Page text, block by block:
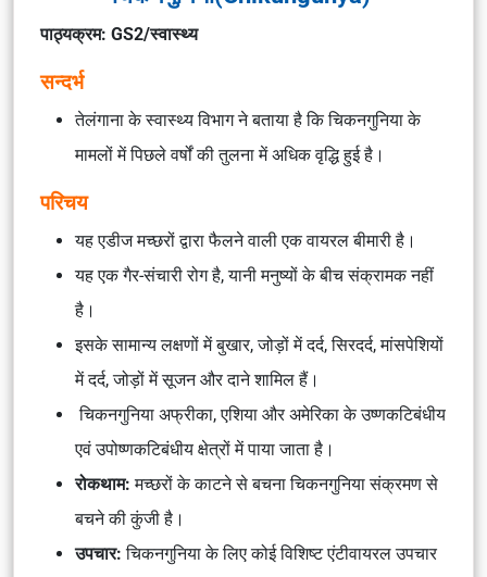
पाठ्यक्रम: GS2/स्वास्थ्य
सन्दर्भ
तेलंगाना के स्वास्थ्य विभाग ने बताया है कि चिकनगुनिया के
मामलों में पिछले वर्षों की तुलना में अधिक वृद्धि हुई है।
परिचय
यह एडीज मच्छरों द्वारा फैलने वाली एक वायरल बीमारी है।
यह एक गैर-संचारी रोग है, यानी मनुष्यों के बीच संक्रामक नहीं
है।
इसके सामान्य लक्षणों में बुखार, जोड़ों में दर्द, सिरदर्द, मांसपेशियों
में दर्द, जोड़ों में सूजन और दाने शामिल हैं।
चिकनगुनिया अफ्रीका, एशिया और अमेरिका के उष्णकटिबंधीय
एवं उपोष्णकटिबंधीय क्षेत्रों में पाया जाता है।
रोकथाम:मच्छरों के काटने से बचना चिकनगुनिया संक्रमण से
बचने की कुंजी है।
उपचार:चिकनगुनिया के लिए कोई विशिष्ट एंटीवायरल उपचार